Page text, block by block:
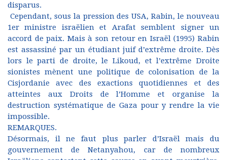
disparus.
Cependant, sous la pression des USA, Rabin, le nouveau
1er ministre israëlien et Arafat semblent signer un
accord de paix. Mais à son retour en Israël (1995) Rabin
est assassiné par un étudiant juif d’extrême droite. Dès
lors le parti de droite, le Likoud, et l’extrême Droite
sionistes mènent une politique de colonisation de la
Cisjordanie avec des exactions quotidiennes et des
atteintes aux Droits de l’Homme et organise la
destruction systématique de Gaza pour y rendre la vie
impossible.
REMARQUES.
Désormais, il ne faut plus parler d’Israël mais du
gouvernement de Netanyahou, car de nombreux